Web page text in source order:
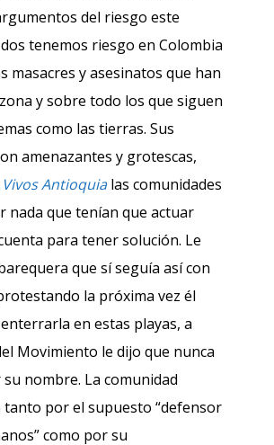
del riesgo este
tenemos riesgo en Colombia
masacres y asesinatos que han
y sobre todo los que siguen
como las tierras. Sus
amenazantes y grotescas,
Vivos Antioquialas comunidades
nada que tenían que actuar
para tener solución. Le
que sí seguía así con
la próxima vez él
en estas playas, a
Movimiento le dijo que nunca
nombre. La comunidad
tanto por el supuesto “defensor
como por su